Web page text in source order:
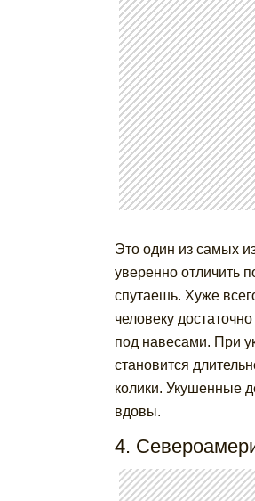
Это один из самых
уверенно отличить
спутаешь. Хуже
человеку
под навесами. При
становится
колики. Укушенные
вдовы.
4.